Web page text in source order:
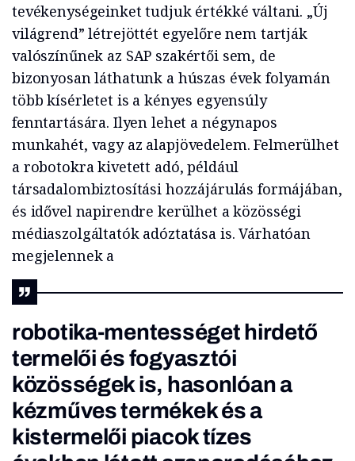
tevékenységeinket tudjuk értékké váltani. „Új
világrend” létrejöttét egyelőre nem tartják
valószínűnek az SAP szakértői sem, de
bizonyosan láthatunk a húszas évek folyamán
több kísérletet is a kényes egyensúly
fenntartására. Ilyen lehet a négynapos
munkahét, vagy az alapjövedelem. Felmerülhet
a robotokra kivetett adó, például
társadalombiztosítási hozzájárulás formájában,
és idővel napirendre kerülhet a közösségi
médiaszolgáltatók adóztatása is. Várhatóan
megjelennek a
robotika-mentességet hirdető
termelői és fogyasztói
közösségek is, hasonlóan a
kézműves termékek és a
kistermelői piacok tízes